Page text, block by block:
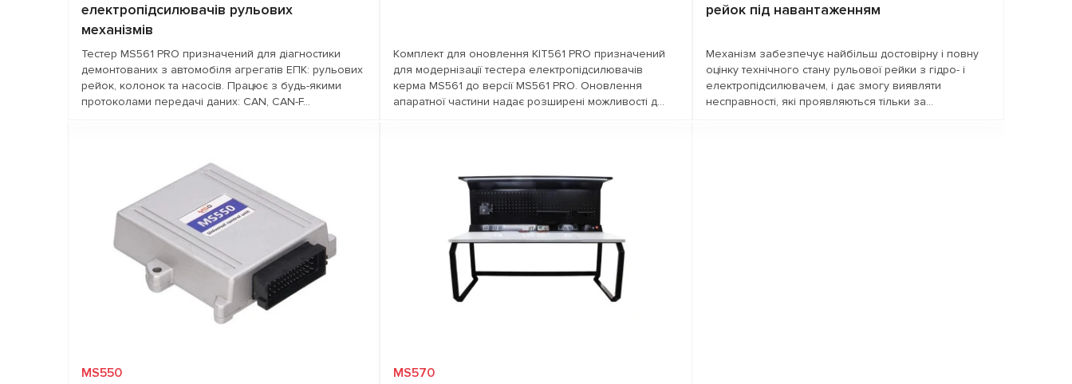
електропідсилювачів рульових
механізмів
Тестер MS561 PRO призначений для діагностики
демонтованих з автомобіля агрегатів ЕПК: рульових
рейок, колонок та насосів. Працює з будь-якими
протоколами передачі даних: CAN, CAN-F...
- увімкнене запалювання; - працюючий
двигун; - швидкість автомобіля; -
швидкість обертання рульового колеса.
Робота з шинами
передачі даних
CAN, CAN-FD, FlexRay
Комплект для оновлення KIT561 PRO призначений
для модернізації тестера електропідсилювачів
керма MS561 до версії MS561 PRO. Оновлення
апаратної частини надає розширені можливості д...
рейок під навантаженням
Механізм забезпечує найбільш достовірну і повну
оцінку технічного стану рульової рейки з гідро- і
електропідсилювачем, і дає змогу виявляти
несправності, які проявляються тільки за...
MS550 MS570